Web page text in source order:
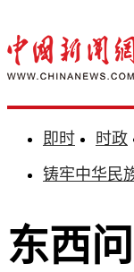
即时 时政
铸牢中华民
东西